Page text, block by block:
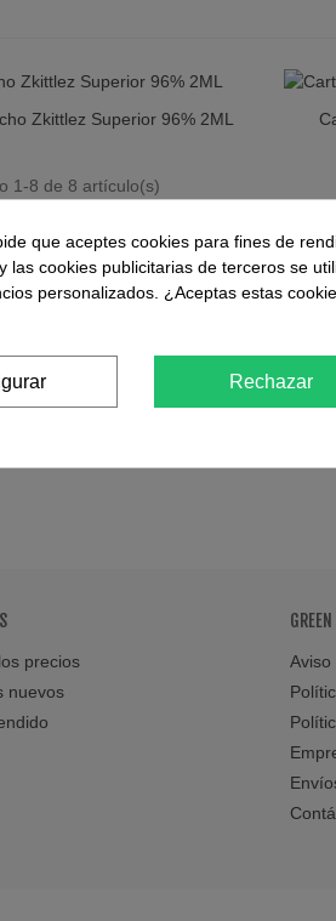
Rápida
Zkittlez Superior 96% 2ML
1-8 de 8 artículo(s)
precios
nuevos
Aviso
que aceptes cookies para fines de
las cookies publicitarias de terceros se
personalizados. ¿Aceptas estas
Rechazar